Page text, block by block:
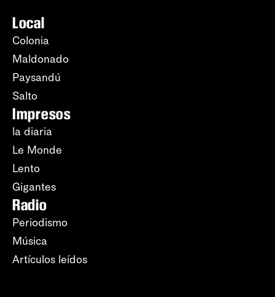
Local
Colonia
Maldonado
Paysandú
Salto
Impresos
la diaria
Le Monde
Lento
Gigantes
Radio
Periodismo
Música
Artículos leídos